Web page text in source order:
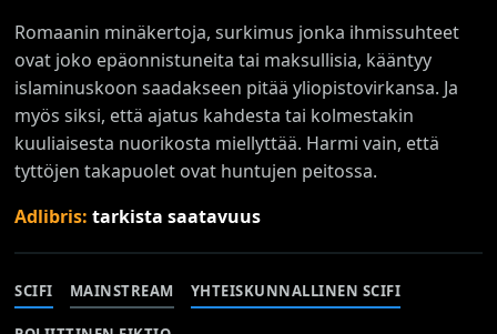
Romaanin minäkertoja, surkimus jonka ihmissuhteet
ovat joko epäonnistuneita tai maksullisia, kääntyy
islaminuskoon saadakseen pitää yliopistovirkansa. Ja
myös siksi, että ajatus kahdesta tai kolmestakin
kuuliaisesta nuorikosta miellyttää. Harmi vain, että
tyttöjen takapuolet ovat huntujen peitossa.
Adlibris:tarkista saatavuus
SCIFI MAINSTREAM YHTEISKUNNALLINEN SCIFI